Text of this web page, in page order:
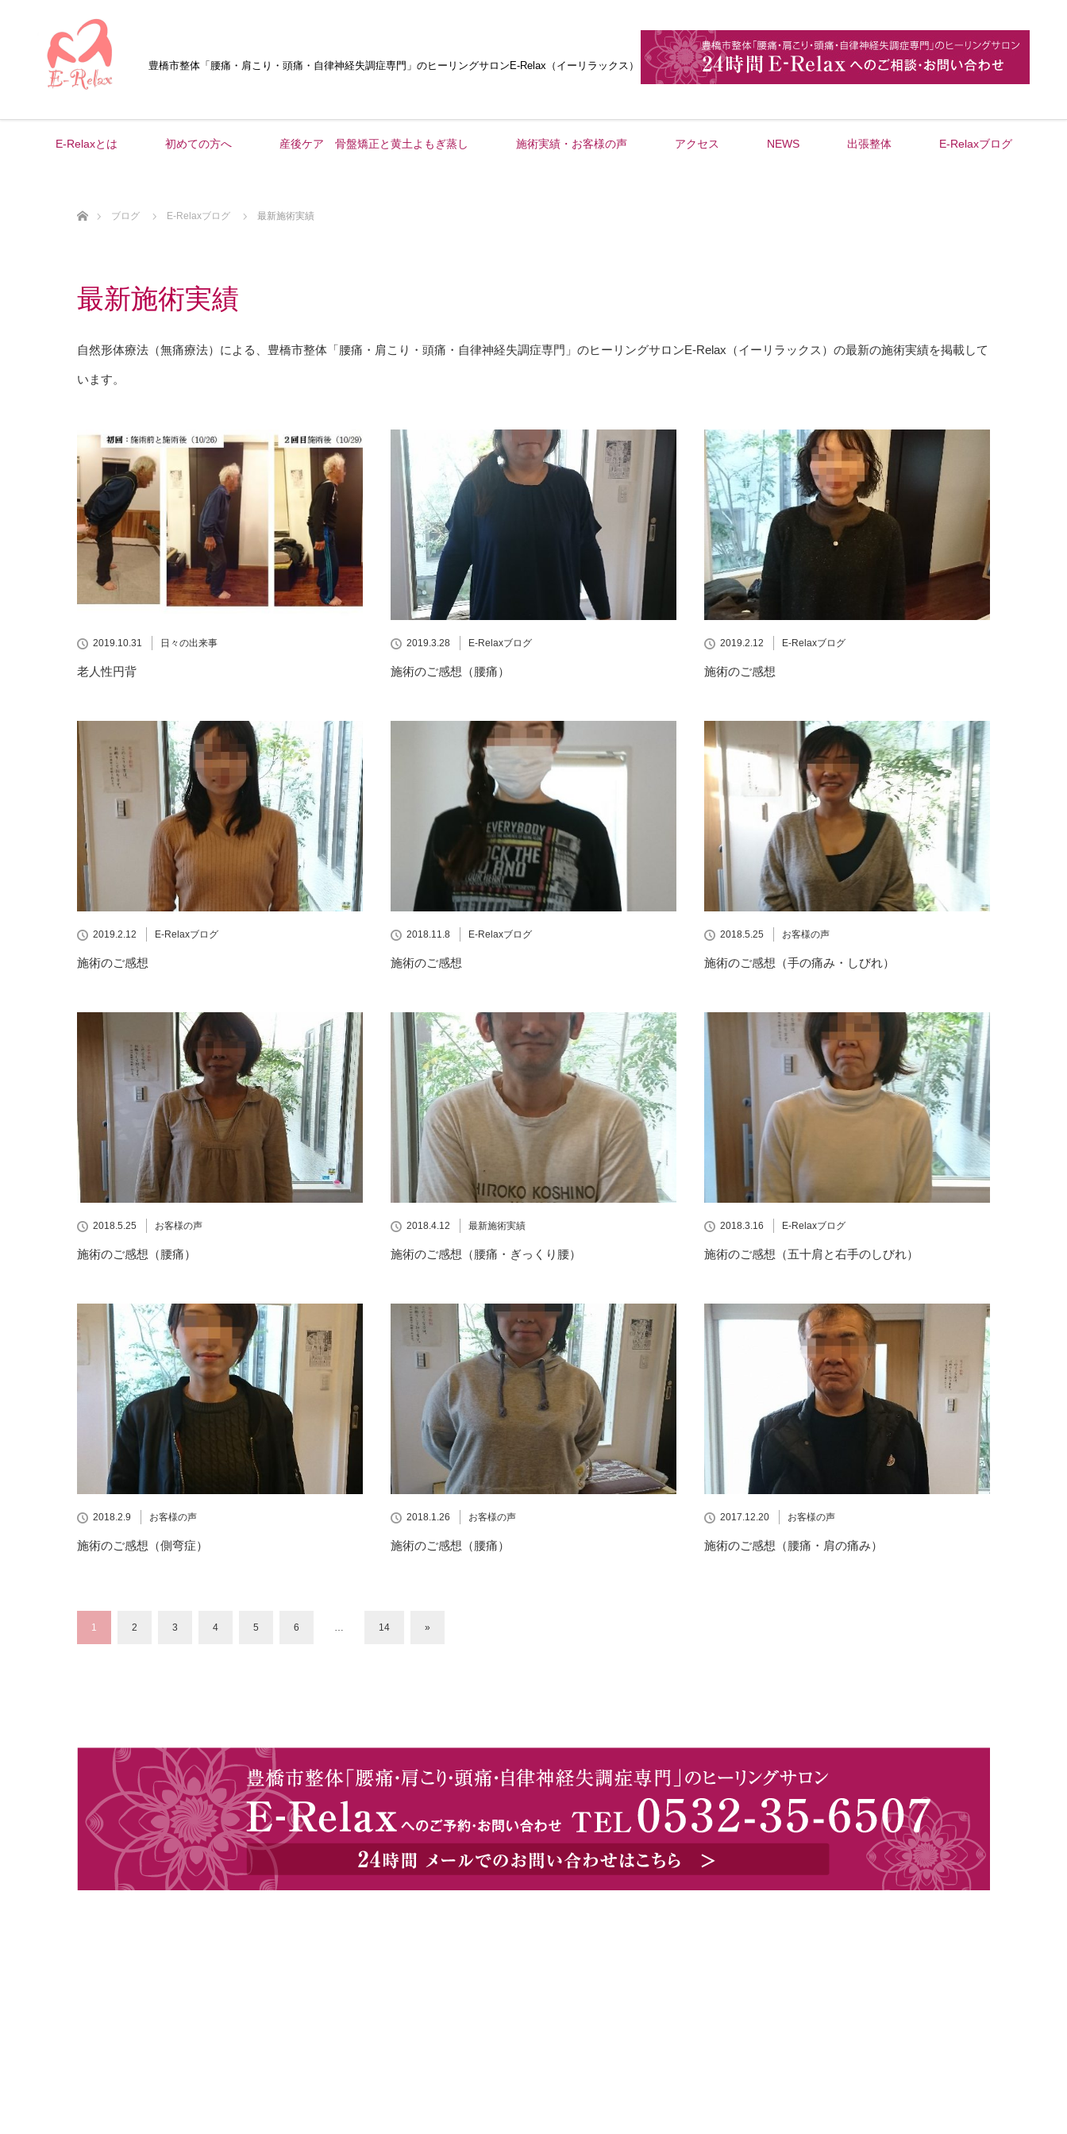
豊橋市整体 「腰痛・肩こり・頭痛・自律神経失調症専門」 のヒーリングサロンE-Relax（イーリラックス）
E-Relaxとは 初めての方へ 産後ケア 骨盤矯正と黄土よもぎ蒸し 施術実績・お客様の声 アクセス NEWS 出張整体 E-Relaxブログ
ブログ
E-Relaxブログ 最新施術実績
最新施術実績
自然形体療法（無痛療法）による、豊橋市整体「腰痛・肩こり・頭痛・自律神経失調症専門」のヒーリングサロンE-Relax（イーリラックス）の最新の施術実績を掲載して
います。
2019.10.31 日々の出来事
老人性円背
2019.3.28 E-Relaxブログ
施術のご感想（腰痛）
2019.2.12 E-Relaxブログ
施術のご感想
2019.2.12 E-Relaxブログ
施術のご感想
2018.11.8 E-Relaxブログ
施術のご感想
2018.5.25 お客様の声
施術のご感想（手の痛み・しびれ）
2018.5.25 お客様の声
施術のご感想（腰痛）
2018.4.12 最新施術実績
施術のご感想（腰痛・ぎっくり腰）
2018.3.16 E-Relaxブログ
施術のご感想（五十肩と右手のしびれ）
2018.2.9 お客様の声
施術のご感想（側弯症）
2018.1.26 お客様の声
施術のご感想（腰痛）
2017.12.20 お客様の声
施術のご感想（腰痛・肩の痛み）
1 2 3 4 5 6 … 14 »